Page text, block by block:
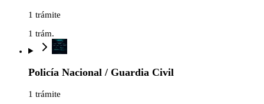
1 trámite
1 trám.
Policía Nacional / Guardia Civil
1 trámite